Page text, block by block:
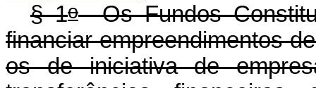
§ 1oOs Fundos
financiar empreendimentos
os de iniciativa de